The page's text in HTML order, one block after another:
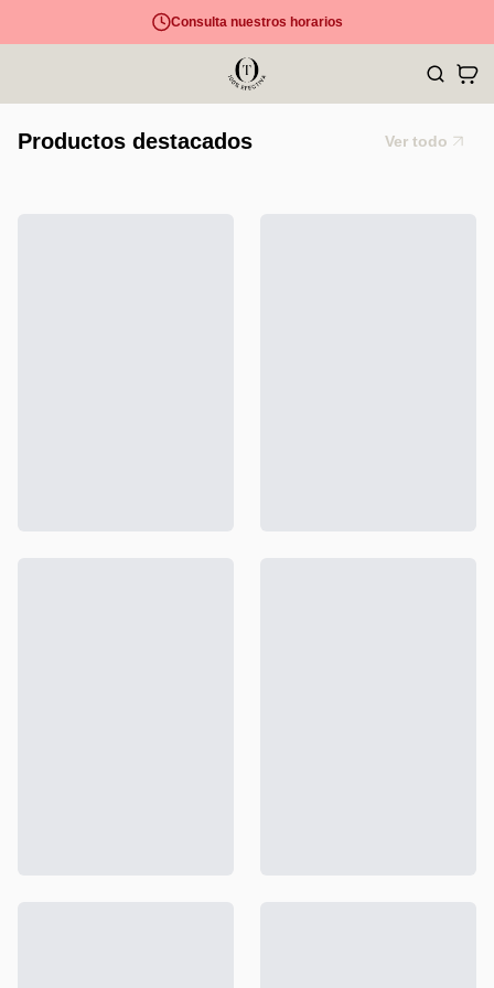
Consulta nuestros horarios
Productos destacados Ver todo